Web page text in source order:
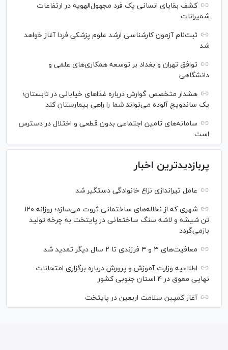
کشف بقایای انسانی یک فرد مجهول‌الهویه در ارتفاعات
شمیرانات
ثبت‌نام آزمون کارشناسی ارشد علوم پزشکی فردا آغاز خواهد
شد
توافق تهران و بغداد بر توسعه همکاری‌های علمی و
دانشگاهی
هشدار متخصص گوارش درباره غذا‌های خیابانی در تابستان؛
یک ساندویچ آلوده می‌تواند شما را راهی بیمارستان کند
سامانه‌های تامین اجتماعی بدون قطعی و اختلال در دسترس
است
پربازدیدترین اخبار
عامل تیراندازی نزاع خانوادگی دستگیر شد
شهری که از نخاله‌های ساختمانی ثروت می‌سازد؛ روزانه ۱۲۰
تن شیشه و لاشه سنگ ساختمانی در پایتخت به چرخه تولید
بازمی‌گردد
معافیت‌های ۳ و ۴ فرزندی تا ۲ سال دیگر تمدید شد
اطلاعیه وزارت آموزش و پرورش درباره برگزاری امتحانات
نهایی معوق در ۴ استان جنوبی کشور
آغاز کمپین سلامت اربعین در پایتخت